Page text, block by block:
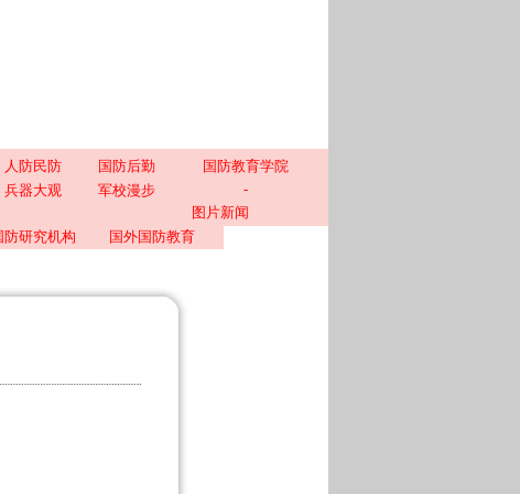
人防民防 国防后勤
国防教育学院
兵器大观 军校漫步
-
图片新闻
防研究机构 国外国防教育